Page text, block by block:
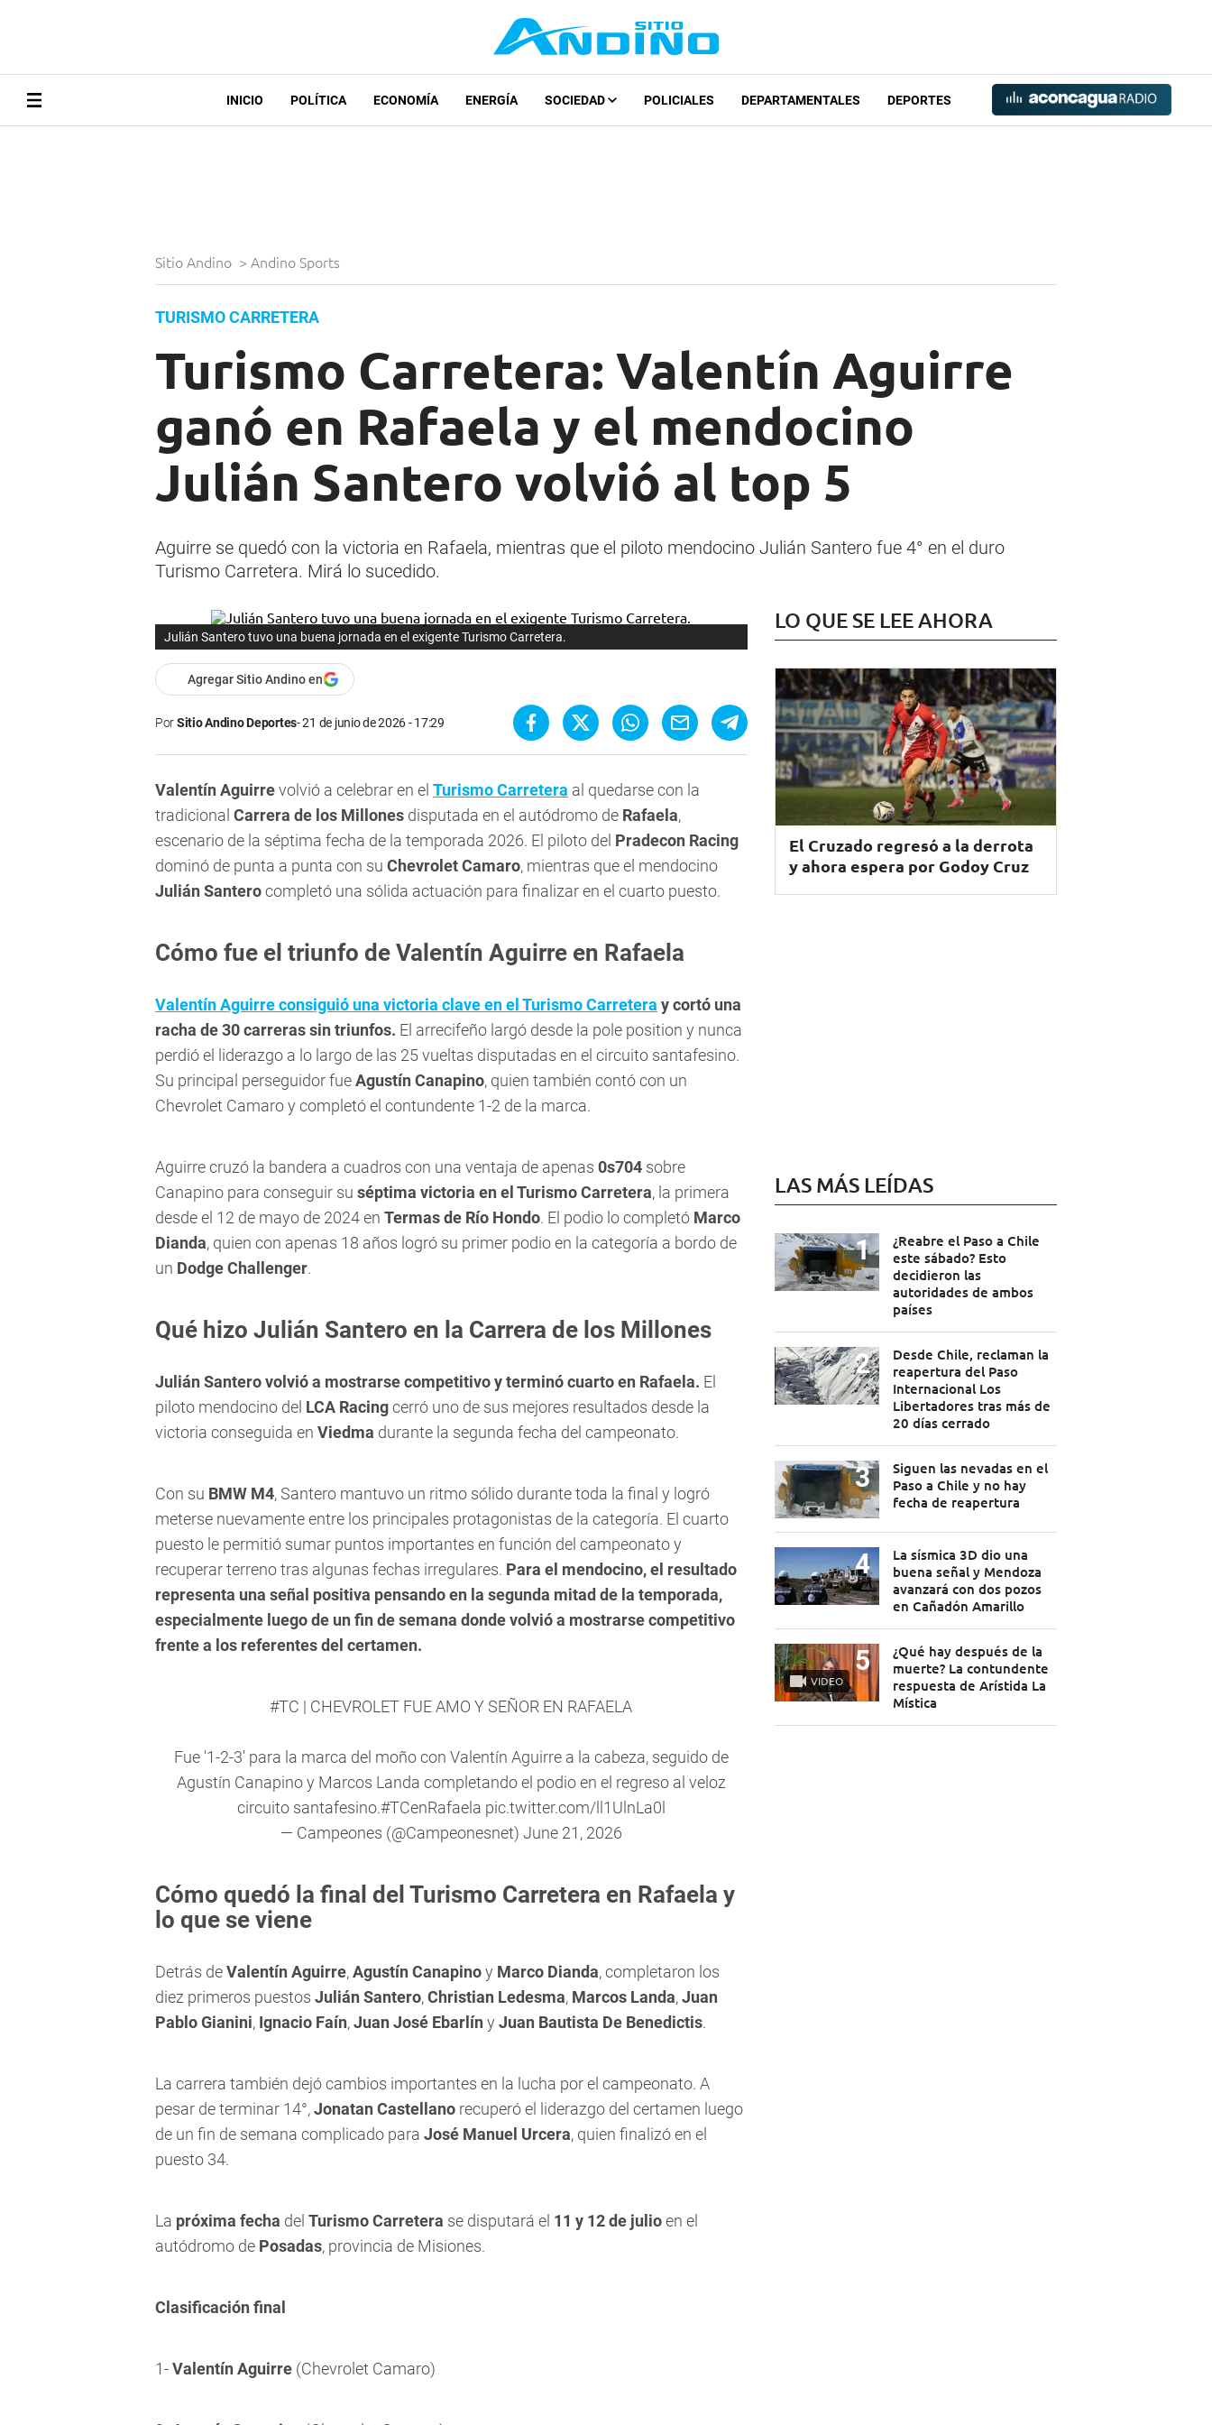
INICIO POLÍTICA ECONOMÍA ENERGÍA SOCIEDAD POLICIALES DEPARTAMENTALES DEPORTES
Sitio Andino > Andino Sports
TURISMO CARRETERA
Turismo Carretera: Valentín Aguirre
ganó en Rafaela y el mendocino
Julián Santero volvió al top 5
Aguirre se quedó con la victoria en Rafaela, mientras que el piloto mendocino Julián Santero fue 4° en el duro
Turismo Carretera. Mirá lo sucedido.
Julián Santero tuvo una buena jornada en el exigente Turismo Carretera.
Agregar Sitio Andino en
PorSitio Andino Deportes 21 de junio de 2026 - 17:29
Valentín Aguirrevolvió a celebrar en el Turismo Carretera al quedarse con la
tradicional Carrera de los Millones disputada en el autódromo de Rafaela,
escenario de la séptima fecha de la temporada 2026. El piloto del Pradecon Racing
dominó de punta a punta con su Chevrolet Camaro, mientras que el mendocino
Julián Santerocompletó una sólida actuación para finalizar en el cuarto puesto.
Cómo fue el triunfo de Valentín Aguirre en Rafaela
Valentín Aguirre consiguió una victoria clave en el Turismo Carretera y cortó una
racha de 30 carreras sin triunfos. El arrecifeño largó desde la pole position y nunca
perdió el liderazgo a lo largo de las 25 vueltas disputadas en el circuito santafesino.
Su principal perseguidor fueAgustín Canapino, quien también contó con un
Chevrolet Camaro y completó el contundente 1-2 de la marca.
Aguirre cruzó la bandera a cuadros con una ventaja de apenas 0s704 sobre
Canapino para conseguir su séptima victoria en el Turismo Carretera, la primera
desde el 12 de mayo de 2024 en Termas de Río Hondo. El podio lo completó Marco
Dianda, quien con apenas 18 años logró su primer podio en la categoría a bordo de
un Dodge Challenger.
Qué hizo Julián Santero en la Carrera de los Millones
Julián Santero volvió a mostrarse competitivo y terminó cuarto en Rafaela. El
piloto mendocino del LCA Racingcerró uno de sus mejores resultados desde la
victoria conseguida en Viedma durante la segunda fecha del campeonato.
Con su BMW M4, Santero mantuvo un ritmo sólido durante toda la final y logró
meterse nuevamente entre los principales protagonistas de la categoría. El cuarto
puesto le permitió sumar puntos importantes en función del campeonato y
recuperar terreno tras algunas fechas irregulares. Para el mendocino, el resultado
representa una señal positiva pensando en la segunda mitad de la temporada,
especialmente luego de un fin de semana donde volvió a mostrarse competitivo
frente a los referentes del certamen.
#TC | CHEVROLET FUE AMO Y SEÑOR EN RAFAELA
Fue '1-2-3' para la marca del moño con Valentín Aguirre a la cabeza, seguido de
Agustín Canapino y Marcos Landa completando el podio en el regreso al veloz
circuito santafesino.#TCenRafaela pic.twitter.com/ll1UlnLa0l
— Campeones (@Campeonesnet) June 21, 2026
Cómo quedó la final del Turismo Carretera en Rafaela y
lo que se viene
Detrás deValentín Aguirre,Agustín Canapinoy Marco Dianda, completaron los
diez primeros puestos Julián Santero,Christian Ledesma, Marcos Landa,Juan
Pablo Gianini, Ignacio Faín,Juan José Ebarlín y Juan Bautista De Benedictis.
La carrera también dejó cambios importantes en la lucha por el campeonato. A
pesar de terminar 14°,Jonatan Castellano recuperó el liderazgo del certamen luego
de un fin de semana complicado para José Manuel Urcera, quien finalizó en el
puesto 34.
La próxima fecha del Turismo Carretera se disputará el 11 y 12 de julioen el
autódromo de Posadas, provincia de Misiones.
Clasificación final
1-Valentín Aguirre (Chevrolet Camaro)
LO QUE SE LEE AHORA
El Cruzado regresó a la derrota
y ahora espera por Godoy Cruz
LAS MÁS LEÍDAS
¿Reabre el Paso a Chile
este sábado? Esto
decidieron las
autoridades de ambos
países
Desde Chile, reclaman la
reapertura del Paso
Internacional Los
Libertadores tras más de
20 días cerrado
Siguen las nevadas en el
Paso a Chile y no hay
fecha de reapertura
La sísmica 3D dio una
buena señal y Mendoza
avanzará con dos pozos
en Cañadón Amarillo
VIDEO
¿Qué hay después de la
muerte? La contundente
respuesta de Arístida La
Mística